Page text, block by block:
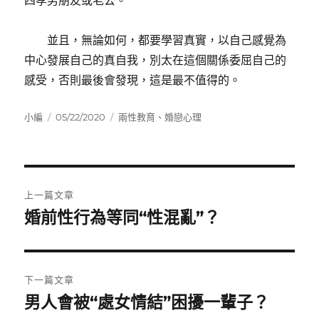
並且，無論如何，都要學習真實，以自己感覺為
中心發展自己的真自我，別太在這個關係委屈自己的
感受，否則最後會發現，這是最不值得的。
作
小編
發
05/22/2020
分
兩性教育 、婚戀心理
章
覽
上一篇文章
上
篇
文
章:
婚前性行為等同“性混亂”？
下一篇文章
下
男人會被“處女情結”困擾一輩子？